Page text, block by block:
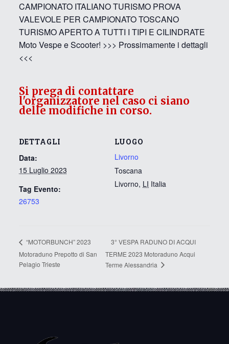
CAMPIONATO ITALIANO TURISMO PROVA
VALEVOLE PER CAMPIONATO TOSCANO
TURISMO APERTO A TUTTI I TIPI E CILINDRATE
Moto Vespe e Scooter! >>> Prossimamente i dettagli
<<<
DETTAGLI
Data:
15 Luglio 2023
Tag Evento:
26753
LUOGO
Livorno
Toscana
Livorno, LI Italia
Si prega di contattare
l'organizzatore nel caso ci siano
delle modifiche in corso.
“MOTORBUNCH” 2023
Motoraduno Prepotto di San
Pelagio Trieste
3° VESPA RADUNO DI ACQUI
TERME 2023 Motoraduno Acqui
Terme Alessandria